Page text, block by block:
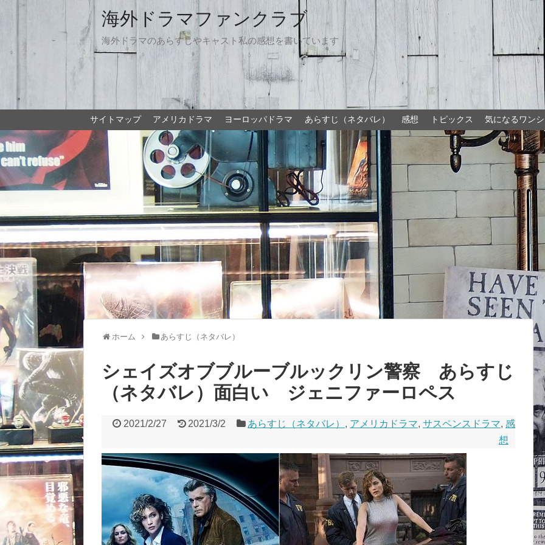
海外ドラマファンクラブ
海外ドラマのあらすじやキャスト私の感想を書いています
サイトマップ アメリカドラマ ヨーロッパドラマ あらすじ（ネタバレ） 感想 トピックス 気になるワン
ホーム あらすじ（ネタバレ）
シェイズオブブルーブルックリン警察 あらすじ
（ネタバレ）面白い ジェニファーロペス
2021/2/27 2021/3/2 あらすじ（ネタバレ） , アメリカドラマ, サスペンスドラマ, 感
想